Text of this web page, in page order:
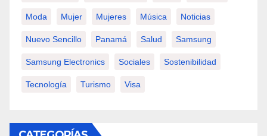
Moda Mujer Mujeres Música Noticias
Nuevo Sencillo Panamá Salud Samsung
Samsung Electronics Sociales Sostenibilidad
Tecnología Turismo Visa